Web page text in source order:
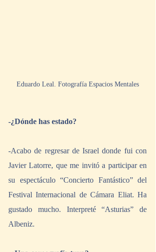
Eduardo Leal. Fotografía Espacios Mentales
-¿Dónde has estado?
-Acabo de regresar de Israel donde fui con
Javier Latorre, que me invitó a participar en
su espectáculo “Concierto Fantástico” del
Festival Internacional de Cámara Eliat. Ha
gustado mucho. Interpreté “Asturias” de
Albeniz.